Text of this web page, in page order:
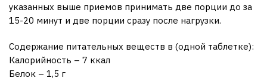
указанных выше приемов принимать две порции до за
15-20 минут и две порции сразу после нагрузки.
Содержание питательных веществ в (одной таблетке):
Калорийность – 7 ккал
Белок – 1,5 г